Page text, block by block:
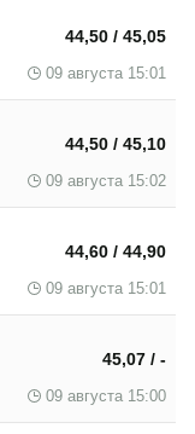
44,50 / 45,05
09 августа 15:01
44,50 / 45,10
09 августа 15:02
44,60 / 44,90
09 августа 15:01
45,07 / -
09 августа 15:00